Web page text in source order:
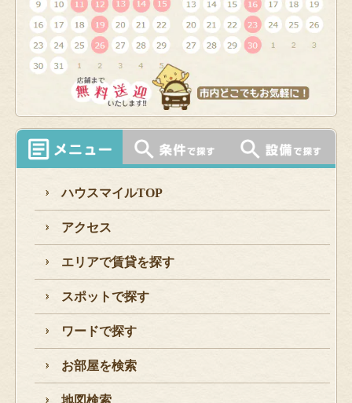
ハウスマイルTOP
アクセス
エリアで賃貸を探す
スポットで探す
ワードで探す
お部屋を検索